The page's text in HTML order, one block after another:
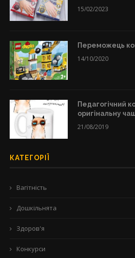
15/02/2023
Переможець
14/10/2020
Педагогічний
оригінальну
21/08/2019
КАТЕГОРІЇ
Вагітність
Дошкільнята
Здоров'я
Конкурси